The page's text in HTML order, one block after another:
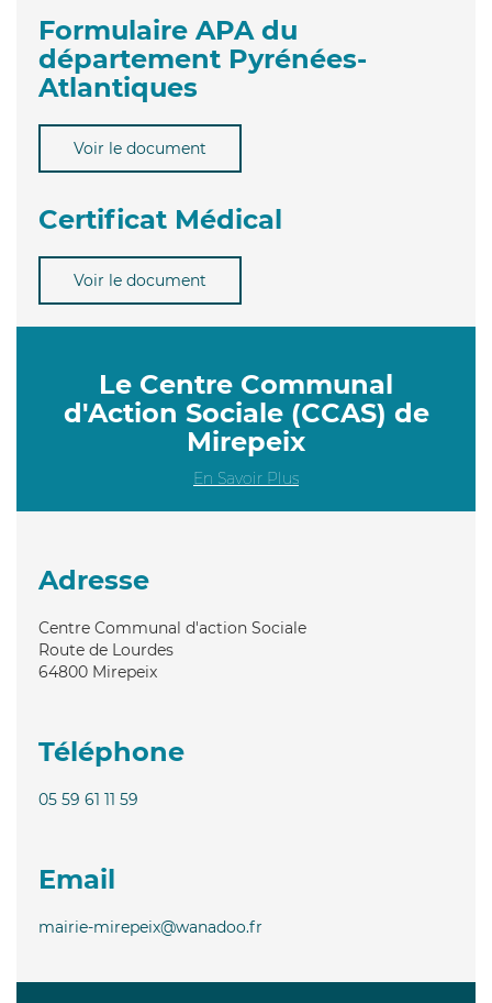
Formulaire APA du
département Pyrénées-
Atlantiques
Voir le document
Certificat Médical
Voir le document
Le Centre Communal
d'Action Sociale (CCAS) de
Mirepeix
En Savoir Plus
Adresse
Centre Communal d'action Sociale
Route de Lourdes
64800 Mirepeix
Téléphone
05 59 61 11 59
Email
mairie-mirepeix@wanadoo.fr